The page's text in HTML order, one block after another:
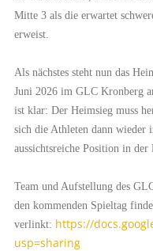
Mitte 3 als die erwartet
erweist.
Als nächstes steht nun das
Juni 2026 im GLC Kronberg
ist klar: Der Heimsieg muss
sich die Athleten dann wieder
aussichtsreiche Position in der
Team und Aufstellung des
den kommenden Spieltag
verlinkt: https://
usp=sharing